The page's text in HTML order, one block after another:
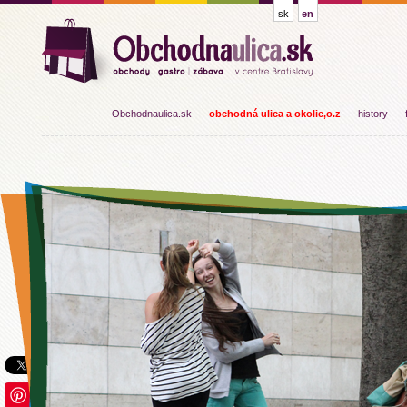
Save
sk en
Obchodnaulica.sk obchodná ulica a okolie,o.z history